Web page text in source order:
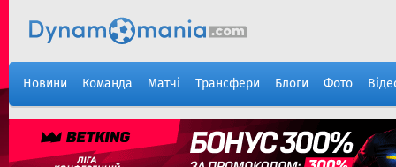
Новини Команда Матчі Трансфери Блоги Фото